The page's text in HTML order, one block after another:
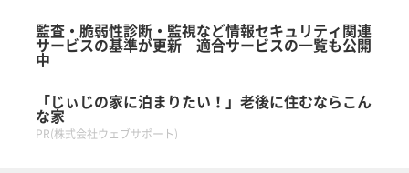
監査・脆弱性診断・監視など情報セキュリティ関連
サービスの基準が更新 適合サービスの一覧も公開
中
「じぃじの家に泊まりたい！」老後に住むならこん
な家
PR(株式会社ウェブサポート)